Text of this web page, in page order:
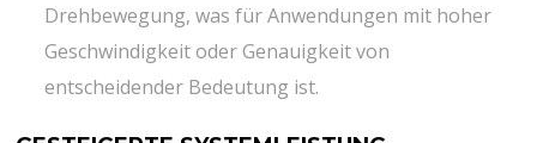
Drehbewegung, was für Anwendungen mit hoher
Geschwindigkeit oder Genauigkeit von
entscheidender Bedeutung ist.